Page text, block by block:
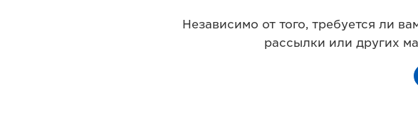
Независимо от того, требуется ли
рассылки или других